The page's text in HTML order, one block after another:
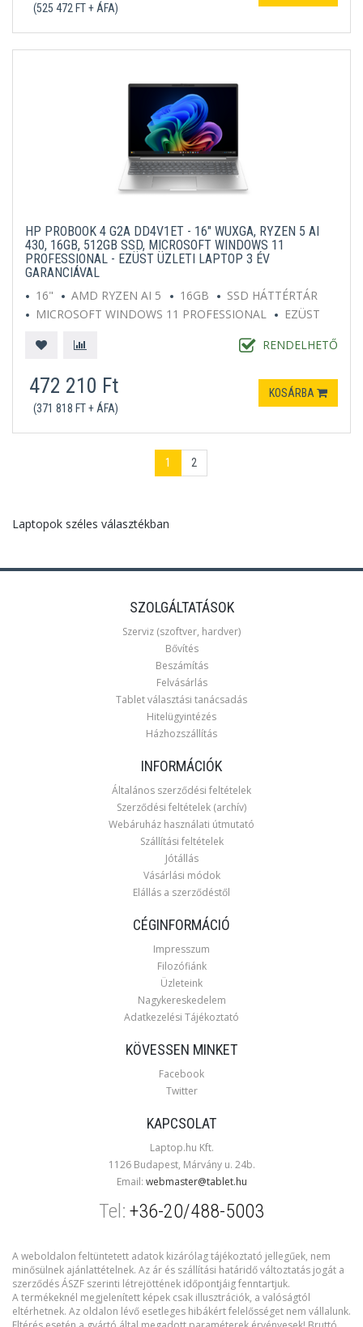
(525 472 FT + ÁFA)
HP PROBOOK 4 G2A DD4V1ET - 16" WUXGA, RYZEN 5 AI
430, 16GB, 512GB SSD, MICROSOFT WINDOWS 11
PROFESSIONAL - EZÜST ÜZLETI LAPTOP 3 ÉV
GARANCIÁVAL
16"
AMD RYZEN AI 5 16GB
SSD HÁTTÉRTÁR
MICROSOFT WINDOWS 11 PROFESSIONAL
EZÜST
RENDELHETŐ
472 210 Ft
(371 818 FT + ÁFA)
KOSÁRBA
1 2
Laptopok széles választékban
SZOLGÁLTATÁSOK
Szerviz (szoftver, hardver)
Bővítés
Beszámítás
Felvásárlás
Tablet választási tanácsadás
Hitelügyintézés
Házhozszállítás
INFORMÁCIÓK
Általános szerződési feltételek
Szerződési feltételek (archív)
Webáruház használati útmutató
Szállítási feltételek
Jótállás
Vásárlási módok
Elállás a szerződéstől
CÉGINFORMÁCIÓ
Impresszum
Filozófiánk
Üzleteink
Nagykereskedelem
Adatkezelési Tájékoztató
KÖVESSEN MINKET
Facebook
Twitter
KAPCSOLAT
Laptop.hu Kft.
1126 Budapest, Márvány u. 24b.
Email: webmaster@tablet.hu
Tel: +36-20/488-5003
A weboldalon feltüntetett adatok kizárólag tájékoztató jellegűek, nem
minősülnek ajánlattételnek. Az ár és szállítási határidő változtatás jogát a
szerződés ÁSZF szerinti létrejöttének időpontjáig fenntartjuk.
A termékeknél megjelenített képek csak illusztrációk, a valóságtól
eltérhetnek. Az oldalon lévő esetleges hibákért felelősséget nem vállalunk.